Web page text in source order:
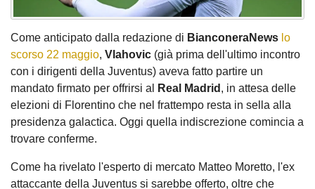
Come anticipato dalla redazione di BianconeraNews lo
scorso 22 maggio, Vlahovic (già prima dell'ultimo incontro
con i dirigenti della Juventus) aveva fatto partire un
mandato firmato per offrirsi al
Real Madrid , in attesa delle
elezioni di Florentino che nel frattempo resta in sella alla
presidenza galactica. Oggi quella indiscrezione comincia a
trovare conferme.
Come ha rivelato l'esperto di mercato Matteo Moretto, l'ex
attaccante della Juventus si sarebbe offerto, oltre che